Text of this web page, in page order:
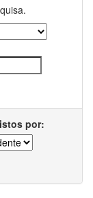
por: